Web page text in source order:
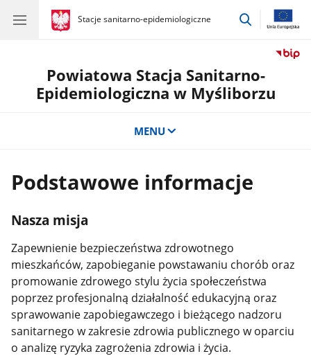
gov.pl
Stacje sanitarno-epidemiologiczne
gov.pl
Stacje
przejdź
Powiatowa Stacja Sanitarno-
Epidemiologiczna w Myśliborzu
MENU
Podstawowe informacje
Nasza misja
Zapewnienie bezpieczeństwa zdrowotnego
mieszkańców, zapobieganie powstawaniu chorób oraz
promowanie zdrowego stylu życia społeczeństwa
poprzez profesjonalną działalność edukacyjną oraz
sprawowanie zapobiegawczego i bieżącego nadzoru
sanitarnego w zakresie zdrowia publicznego w oparciu
o analizę ryzyka zagrożenia zdrowia i życia.